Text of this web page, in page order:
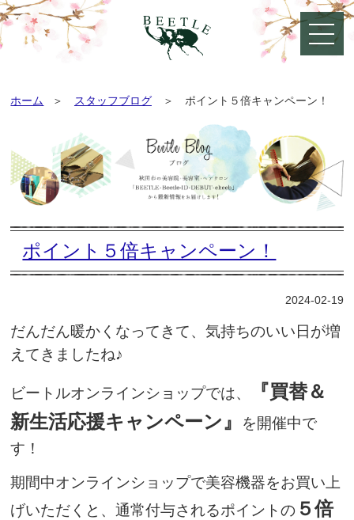
ホーム スタッフブログ ポイント５倍キャンペーン！
ポイント５倍キャンペーン！
2024-02-19
だんだん暖かくなってきて、気持ちのいい日が増
えてきましたね♪
ビートルオンラインショップでは、
『買替＆
新生活応援キャンペーン』
を開催中で
す！
期間中オンラインショップで美容機器をお買い上
げいただくと、通常付与されるポイントの ５倍